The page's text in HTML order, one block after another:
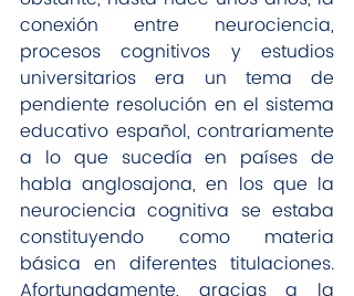
conexión entre neurociencia,
procesos cognitivos y estudios
universitarios era un tema de
pendiente resolución en el sistema
educativo español, contrariamente
a lo que sucedía en países de
habla anglosajona, en los que la
neurociencia cognitiva se estaba
constituyendo como materia
básica en diferentes titulaciones.